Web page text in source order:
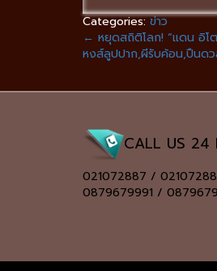
Categories:ข่าว
← หยุดสถิติโลก! “แดน อิโ
หงส์ลูปปาก,ผีรับค้อน,ปืน
CALL US 24
021072887 /
0879679991 /